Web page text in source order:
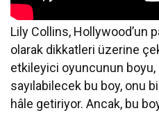
Lily Collins, Hollywood’un
olarak dikkatleri üzerine
etkileyici oyuncunun boyu,
sayılabilecek bu boy, onu
hâle getiriyor. Ancak, bu